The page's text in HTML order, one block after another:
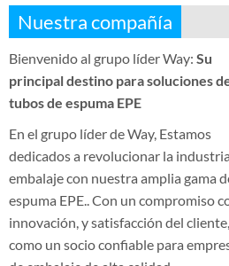
Nuestra compañía
Bienvenido al grupo líder Way: Su
principal destino para soluciones
tubos de espuma EPE
En el grupo líder de Way, Estamos
dedicados a revolucionar la
embalaje con nuestra amplia gama
espuma EPE.. Con un compromiso
innovación, y satisfacción del
como un socio confiable para